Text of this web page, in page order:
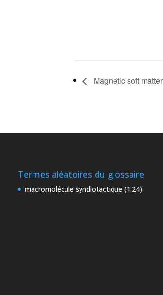
Magnetic soft matter
Termes aléatoires du glossaire
macromolécule syndiotactique (1.24)